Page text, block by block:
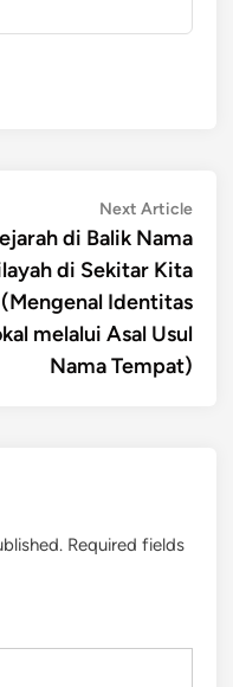
Next ArticleNext
di Balik Nama
di Sekitar Kita
(Mengenal Identitas
melalui Asal Usul
Nama Tempat)
Required fields